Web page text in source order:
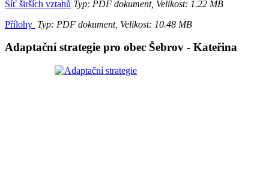
Síť širších vztahů Typ: PDF dokument, Velikost: 1.22 MB
Přílohy Typ: PDF dokument, Velikost: 10.48 MB
Adaptační strategie pro obec Šebrov - Kateřina